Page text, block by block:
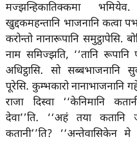
मज्झन्हिकातिक्कमा
खुद्दकमहन्तानि भाजनानि कत्वा
करोन्तो नानारूपानि समुट्ठापेसि.
नाम समिज्झति, ‘‘तानि रूपानि
अधिट्ठासि. सो सब्बभाजनानि
पूरेसि. कुम्भकारो नानाभाजनानि
राजा दिस्वा ‘‘केनिमानि
देवा’’ति. ‘‘अहं तया
कतानी’’ति? ‘‘अन्तेवासिकेन